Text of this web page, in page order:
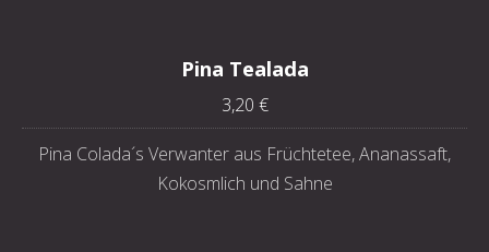
Pina Tealada
3,20 €
Pina Colada´s Verwanter aus Früchtetee, Ananassaft,
Kokosmlich und Sahne